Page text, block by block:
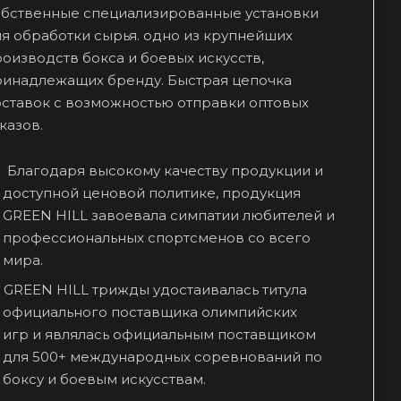
специализированные установки
обработки сырья. одно из крупнейших
бокса и боевых искусств,
бренду. Быстрая цепочка
с возможностью отправки оптовых
Благодаря высокому качеству продукции и
доступной ценовой политике, продукция
GREEN HILL завоевала симпатии любителей и
профессиональных спортсменов со всего
мира.
GREEN HILL трижды удостаивалась титула
официального поставщика олимпийских
игр и являлась официальным поставщиком
для 500+ международных соревнований по
боксу и боевым искусствам.